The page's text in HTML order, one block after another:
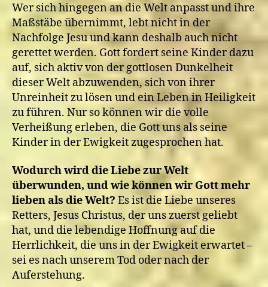
Wer sich hingegen an die Welt anpasst und ihre
Maßstäbe übernimmt, lebt nicht in der
Nachfolge Jesu und kann deshalb auch nicht
gerettet werden. Gott fordert seine Kinder dazu
auf, sich aktiv von der gottlosen Dunkelheit
dieser Welt abzuwenden, sich von ihrer
Unreinheit zu lösen und ein Leben in Heiligkeit
zu führen. Nur so können wir die volle
Verheißung erleben, die Gott uns als seine
Kinder in der Ewigkeit zugesprochen hat.
Wodurch wird die Liebe zur Welt
überwunden, und wie können wir Gott mehr
lieben als die Welt? Es ist die Liebe unseres
Retters, Jesus Christus, der uns zuerst geliebt
hat, und die lebendige Hoffnung auf die
Herrlichkeit, die uns in der Ewigkeit erwartet –
sei es nach unserem Tod oder nach der
Auferstehung.